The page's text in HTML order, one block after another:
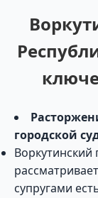
городской
Воркутинский
супругами